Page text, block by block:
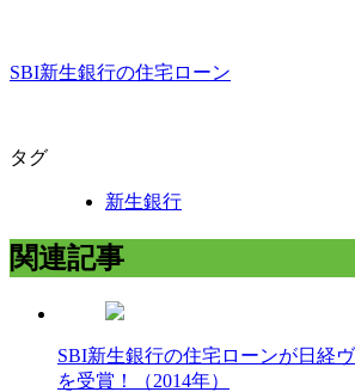
SBI新生銀行の住宅ローン
タグ
新生銀行
関連記事
SBI新生銀行の住宅ローンが日経
を受賞！（2014年）